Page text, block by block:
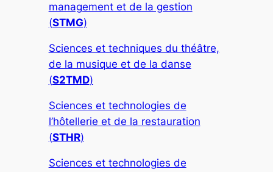
management et de la gestion
(STMG)
Sciences et techniques du théâtre,
de la musique et de la danse
(S2TMD)
Sciences et technologies de
l’hôtellerie et de la restauration
(STHR)
Sciences et technologies de